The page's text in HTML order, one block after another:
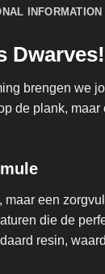
INFORMATION
Dwarves!
brengen we
de plank,
maar een
die de
resin,